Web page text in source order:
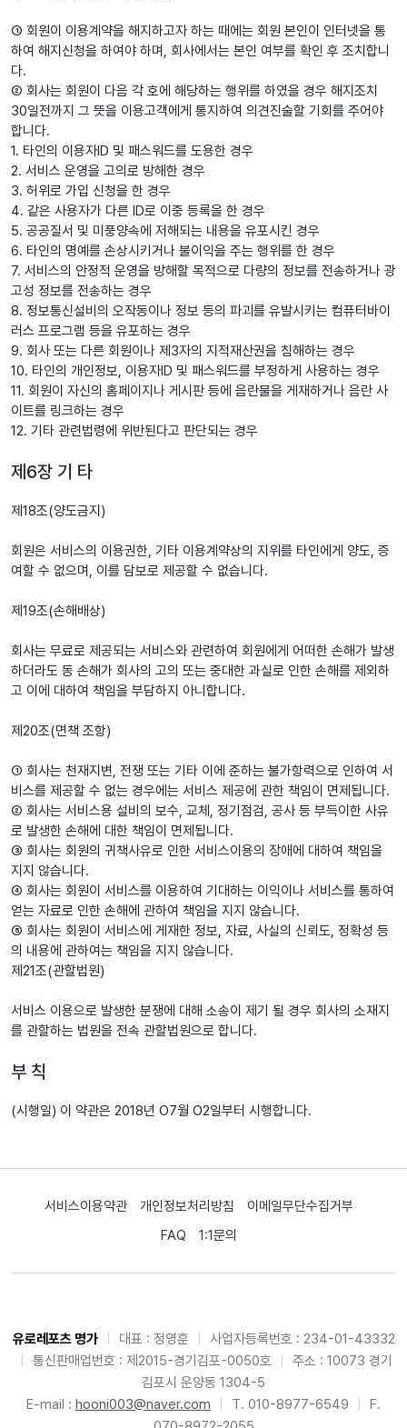
① 회원이 이용계약을 해지하고자 하는 때에는 회원 본인이 인터넷을 통
하여 해지신청을 하여야 하며, 회사에서는 본인 여부를 확인 후 조치합니
다.
② 회사는 회원이 다음 각 호에 해당하는 행위를 하였을 경우 해지조치
30일전까지 그 뜻을 이용고객에게 통지하여 의견진술할 기회를 주어야
합니다.
1. 타인의 이용자ID 및 패스워드를 도용한 경우
2. 서비스 운영을 고의로 방해한 경우
3. 허위로 가입 신청을 한 경우
4. 같은 사용자가 다른 ID로 이중 등록을 한 경우
5. 공공질서 및 미풍양속에 저해되는 내용을 유포시킨 경우
6. 타인의 명예를 손상시키거나 불이익을 주는 행위를 한 경우
7. 서비스의 안정적 운영을 방해할 목적으로 다량의 정보를 전송하거나 광
고성 정보를 전송하는 경우
8. 정보통신설비의 오작동이나 정보 등의 파괴를 유발시키는 컴퓨터바이
러스 프로그램 등을 유포하는 경우
9. 회사 또는 다른 회원이나 제3자의 지적재산권을 침해하는 경우
10. 타인의 개인정보, 이용자ID 및 패스워드를 부정하게 사용하는 경우
11. 회원이 자신의 홈페이지나 게시판 등에 음란물을 게재하거나 음란 사
이트를 링크하는 경우
12. 기타 관련법령에 위반된다고 판단되는 경우
제6장 기 타
제18조(양도금지)
회원은 서비스의 이용권한, 기타 이용계약상의 지위를 타인에게 양도, 증
여할 수 없으며, 이를 담보로 제공할 수 없습니다.
제19조(손해배상)
회사는 무료로 제공되는 서비스와 관련하여 회원에게 어떠한 손해가 발생
하더라도 동 손해가 회사의 고의 또는 중대한 과실로 인한 손해를 제외하
고 이에 대하여 책임을 부담하지 아니합니다.
제20조(면책 조항)
① 회사는 천재지변, 전쟁 또는 기타 이에 준하는 불가항력으로 인하여 서
비스를 제공할 수 없는 경우에는 서비스 제공에 관한 책임이 면제됩니다.
② 회사는 서비스용 설비의 보수, 교체, 정기점검, 공사 등 부득이한 사유
로 발생한 손해에 대한 책임이 면제됩니다.
③ 회사는 회원의 귀책사유로 인한 서비스이용의 장애에 대하여 책임을
지지 않습니다.
④ 회사는 회원이 서비스를 이용하여 기대하는 이익이나 서비스를 통하여
얻는 자료로 인한 손해에 관하여 책임을 지지 않습니다.
⑤ 회사는 회원이 서비스에 게재한 정보, 자료, 사실의 신뢰도, 정확성 등
의 내용에 관하여는 책임을 지지 않습니다.
제21조(관할법원)
서비스 이용으로 발생한 분쟁에 대해 소송이 제기 될 경우 회사의 소재지
를 관할하는 법원을 전속 관할법원으로 합니다.
부 칙
(시행일) 이 약관은 2018년 O7월 O2일부터 시행합니다.
서비스이용약관 개인정보처리방침
이메일무단수집거부
FAQ
1:1문의
유로레포츠 명가 대표 : 정영훈
사업자등록번호 : 234-01-43332
통신판매업번호 : 제2015-경기김포-0050호
주소 : 10073 경기
김포시 운양동 1304-5
E-mail : hooni003@naver.com T. 010-8977-6549
F.